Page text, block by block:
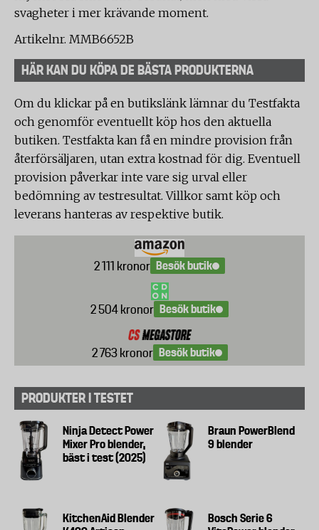
svagheter i mer krävande moment.
Artikelnr. MMB6652B
HÄR KAN DU KÖPA DE BÄSTA PRODUKTERNA
Om du klickar på en butikslänk lämnar du Testfakta
och genomför eventuellt köp hos den aktuella
butiken. Testfakta kan få en mindre provision från
återförsäljaren, utan extra kostnad för dig. Eventuell
provision påverkar inte vare sig urval eller
bedömning av testresultat. Villkor samt köp och
leverans hanteras av respektive butik.
2 111 kronor Besök butik
2 504 kronor Besök butik
2 763 kronor Besök butik
PRODUKTER I TESTET
Ninja Detect Power
Mixer Pro blender,
bäst i test (2025)
Braun PowerBlend
9 blender
KitchenAid Blender
Bosch Serie 6